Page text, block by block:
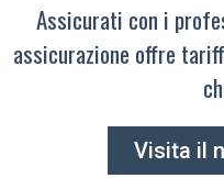
Assicurati con i
assicurazione offre
Visita il